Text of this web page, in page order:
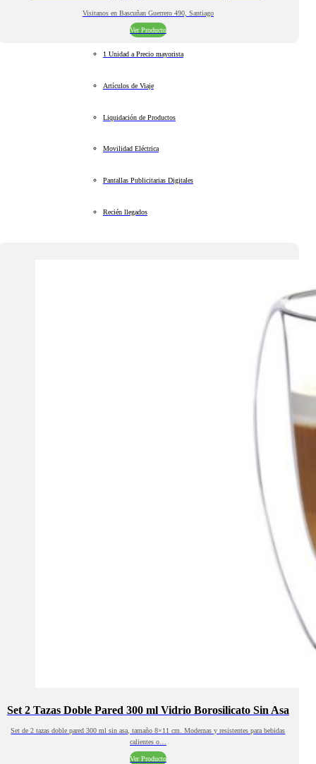
Visitanos en Bascuñan Guerrero 490, Santiago
Ver Producto
1 Unidad a Precio mayorista
Artículos de Viaje
Liquidación de Productos
Movilidad Eléctrica
Pantallas Publicitarias Digitales
Recién llegados
Set 2 Tazas Doble Pared 300 ml Vidrio Borosilicato Sin Asa
Set de 2 tazas doble pared 300 ml sin asa, tamaño 8×11 cm. Modernas y resistentes para bebidas
calientes o…
Ver Producto